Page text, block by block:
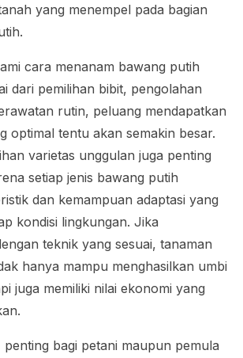
yang menempel pada bagian
cara menanam bawang putih
dari pemilihan bibit, pengolahan
rutin, peluang mendapatkan
optimal tentu akan semakin besar.
varietas unggulan juga penting
setiap jenis bawang putih
dan kemampuan adaptasi yang
kondisi lingkungan. Jika
teknik yang sesuai, tanaman
hanya mampu menghasilkan umbi
juga memiliki nilai ekonomi yang
bagi petani maupun pemula